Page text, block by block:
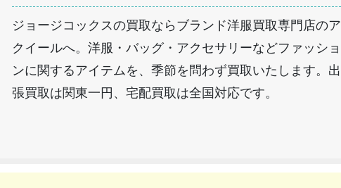
ジョージコックスの買取ならブランド洋服買取専門店のア
クイールへ。洋服・バッグ・アクセサリーなどファッショ
ンに関するアイテムを、季節を問わず買取いたします。出
張買取は関東一円、宅配買取は全国対応です。